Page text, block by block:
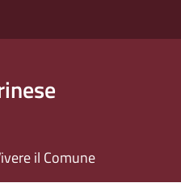
il Comune